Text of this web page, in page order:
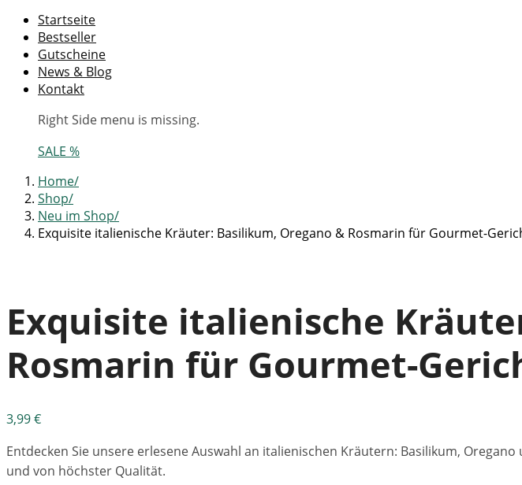
Startseite
Bestseller
Gutscheine
News & Blog
Kontakt
Right Side menu is missing.
SALE %
Home
Shop
Neu im Shop
Exquisite italienische Kräuter: Basilikum, Oregano & Rosmarin für Gourmet-
Exquisite italienische
Rosmarin für Gourmet-
3,99€
Entdecken Sie unsere erlesene Auswahl an italienischen Kräutern: Basilikum,
und von höchster Qualität.